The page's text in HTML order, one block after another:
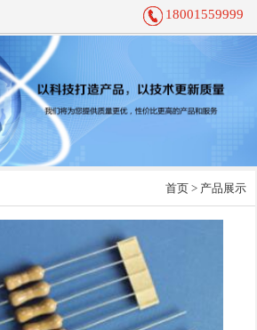
18001559999
首页> 产品展示